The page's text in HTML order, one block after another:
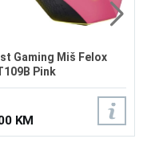
Gaming Miš Felox
Pink
KM